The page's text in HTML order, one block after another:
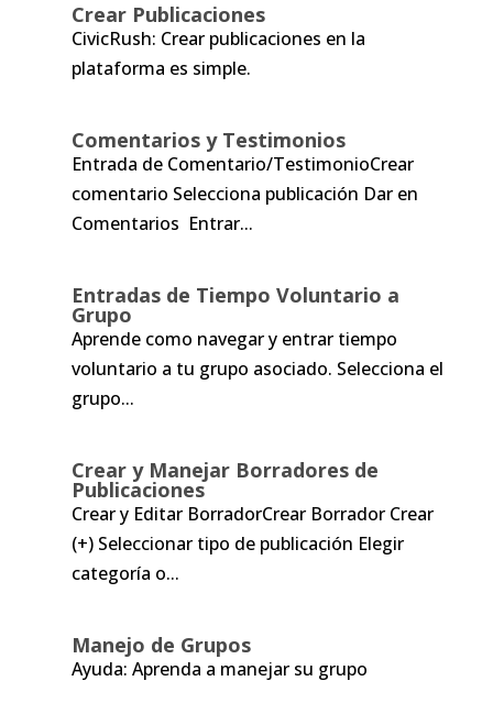
Crear Publicaciones
CivicRush: Crear publicaciones en la
plataforma es simple.
Comentarios y Testimonios
Entrada de Comentario/TestimonioCrear
comentario Selecciona publicación Dar en
Comentarios Entrar...
Entradas de Tiempo Voluntario a
Grupo
Aprende como navegar y entrar tiempo
voluntario a tu grupo asociado. Selecciona el
grupo...
Crear y Manejar Borradores de
Publicaciones
Crear y Editar BorradorCrear Borrador Crear
(+) Seleccionar tipo de publicación Elegir
categoría o...
Manejo de Grupos
Ayuda: Aprenda a manejar su grupo